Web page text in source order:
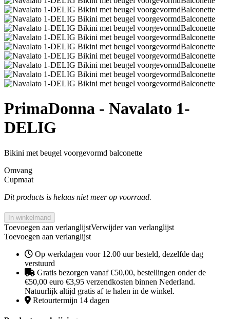
PrimaDonna - Navalato 1-
DELIG
Bikini met beugel voorgevormd balconette
Omvang
Cupmaat
Dit products is helaas niet meer op voorraad.
In winkelmand
Toevoegen aan verlanglijstVerwijder van verlanglijst
Toevoegen aan verlanglijst
Op werkdagen voor 12.00 uur besteld, dezelfde dag
verstuurd
Gratis bezorgen vanaf €50,00, bestellingen onder de
€50,00 euro €3,95 verzendkosten binnen Nederland.
Natuurlijk altijd gratis af te halen in de winkel.
Retourtermijn 14 dagen